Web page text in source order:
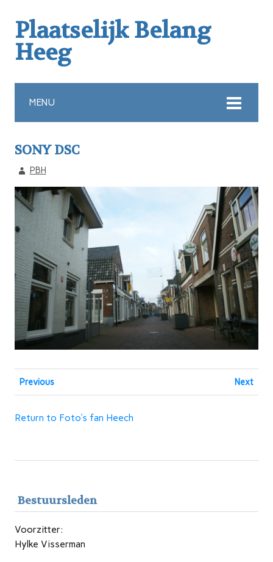
Plaatselijk Belang
Heeg
MENU
SONY DSC
PBH
Previous Next
Return to Foto’s fan Heech
Bestuursleden
Voorzitter:
Hylke Visserman